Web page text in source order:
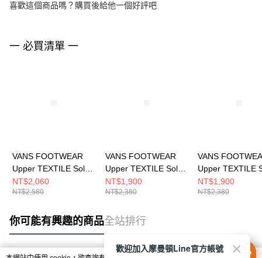
喜歡這個商品嗎？購買後給他一個好評吧
一 必買清單 一
VANS FOOTWEAR
Upper TEXTILE Sole
RP BELOW ANKLE 男
休閒鞋 VN000D9JEMJ
NT$2,060
NT$2,580
VANS FOOTWEAR
Upper TEXTILE Sole
RP BELOW ANKLE 男
休閒鞋
NT$1,900
NT$2,380
VANS
Upper TEXTILE
RP BELOW
休閒鞋
NT$1,900
NT$2,380
你可能有興趣的商品全站排行
歡迎加入摩曼頓Line官方帳號